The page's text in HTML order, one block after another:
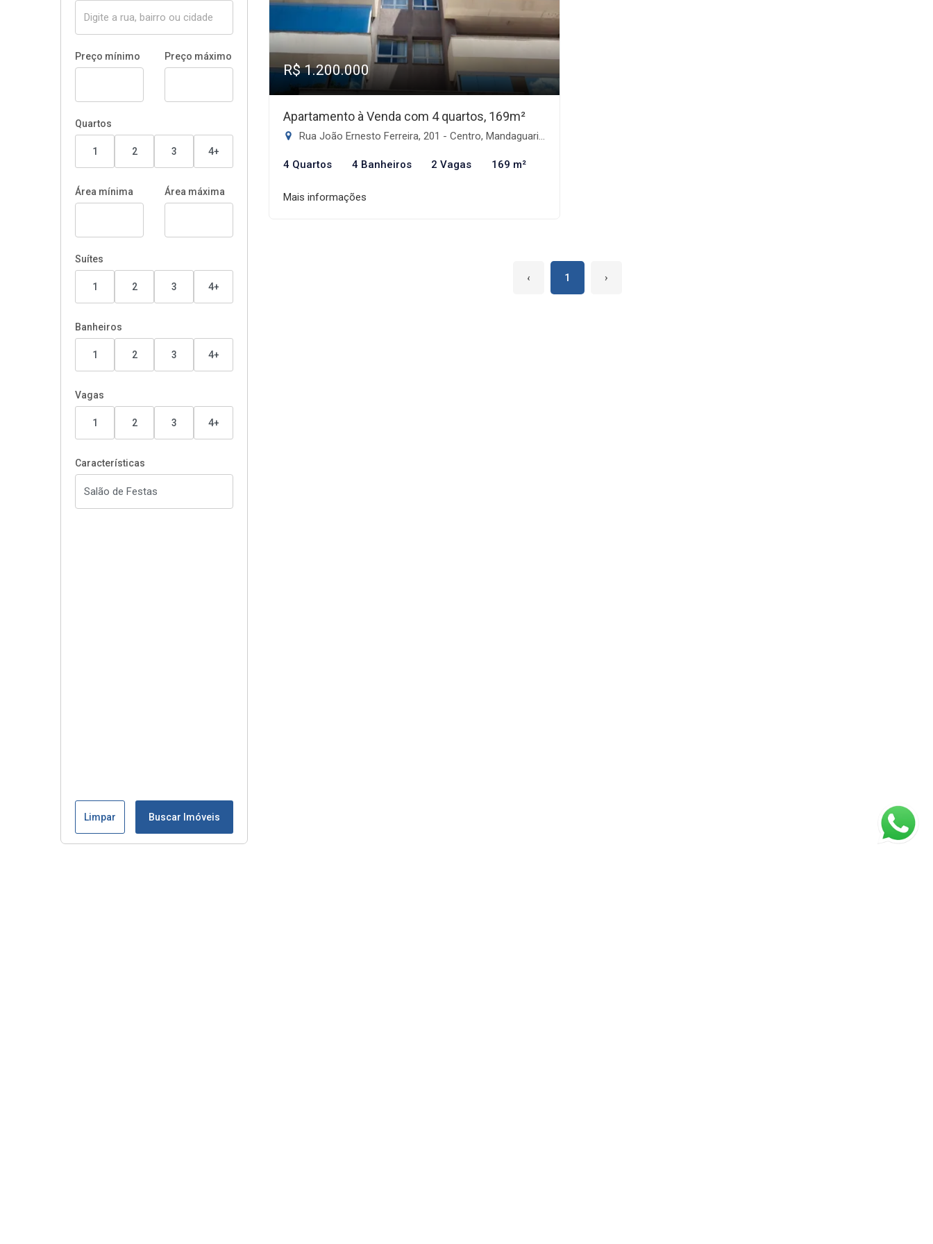
Preço mínimo Preço máximo
Quartos
1 2 3 4+
Área mínima Área máxima
Suítes
1 2 3 4+
Banheiros
1 2 3 4+
Vagas
1 2 3 4+
Características
Limpar Buscar Imóveis
R$ 1.200.000
Apartamento à Venda com 4 quartos, 169m²
Rua João Ernesto Ferreira, 201 - Centro, Mandaguari-PR
4 Quartos 4 Banheiros 2 Vagas 169 m²
Mais informações
‹ 1 ›